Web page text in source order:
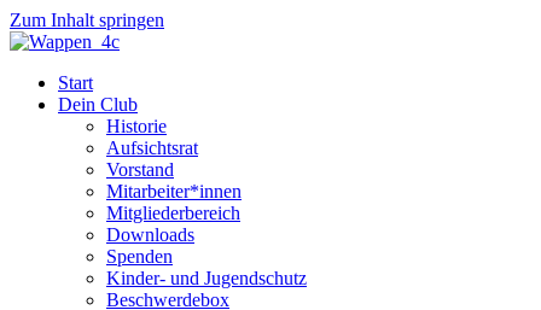
Zum Inhalt springen
Start
Dein Club
Historie
Aufsichtsrat
Vorstand
Mitarbeiter*innen
Mitgliederbereich
Downloads
Spenden
Kinder- und Jugendschutz
Beschwerdebox